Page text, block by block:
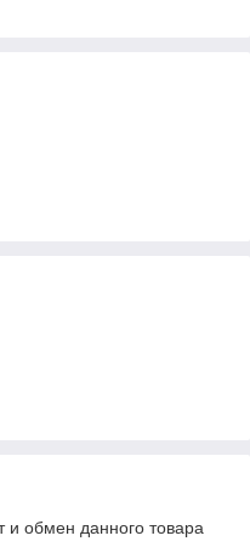
и обмен данного товара